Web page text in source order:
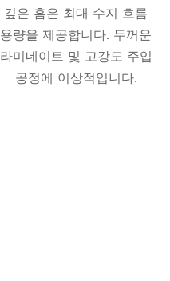
깊은 홈은 최대 수지 흐름
용량을 제공합니다. 두꺼운
라미네이트 및 고강도 주입
공정에 이상적입니다.